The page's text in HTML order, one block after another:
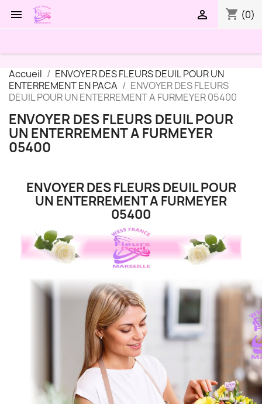
 shopping_cart (0)

Accueil
ENVOYER DES FLEURS DEUIL POUR UN
ENTERREMENT EN PACA
ENVOYER DES FLEURS
DEUIL POUR UN ENTERREMENT A FURMEYER 05400
ENVOYER DES FLEURS DEUIL POUR
UN ENTERREMENT A FURMEYER
05400
ENVOYER DES FLEURS DEUIL POUR
UN ENTERREMENT A FURMEYER
05400